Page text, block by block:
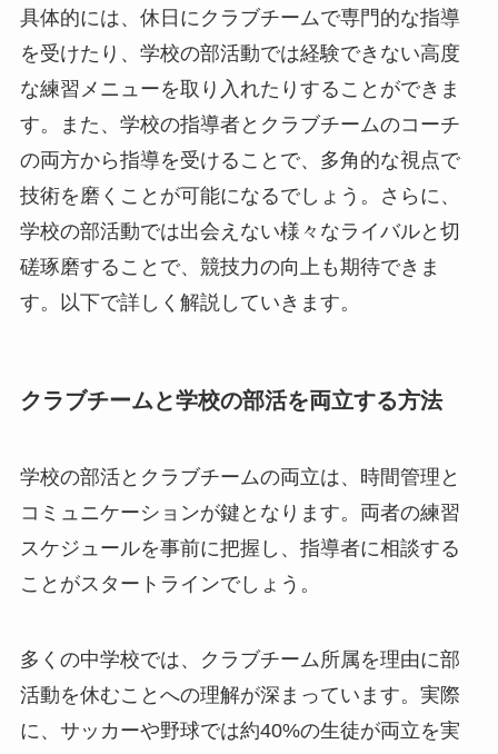
具体的には、休日にクラブチームで専門的な指導
を受けたり、学校の部活動では経験できない高度
な練習メニューを取り入れたりすることができま
す。また、学校の指導者とクラブチームのコーチ
の両方から指導を受けることで、多角的な視点で
技術を磨くことが可能になるでしょう。さらに、
学校の部活動では出会えない様々なライバルと切
磋琢磨することで、競技力の向上も期待できま
す。以下で詳しく解説していきます。
クラブチームと学校の部活を両立する方法
学校の部活とクラブチームの両立は、時間管理と
コミュニケーションが鍵となります。両者の練習
スケジュールを事前に把握し、指導者に相談する
ことがスタートラインでしょう。
多くの中学校では、クラブチーム所属を理由に部
活動を休むことへの理解が深まっています。実際
に、サッカーや野球では約40%の生徒が両立を実